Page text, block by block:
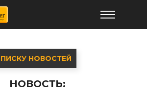
НОВОСТЕЙ
НОВОСТЬ: